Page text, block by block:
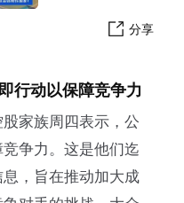
分享
行动以保障竞争力
家族周四表示，公
争力。这是他们迄
，旨在推动加大成